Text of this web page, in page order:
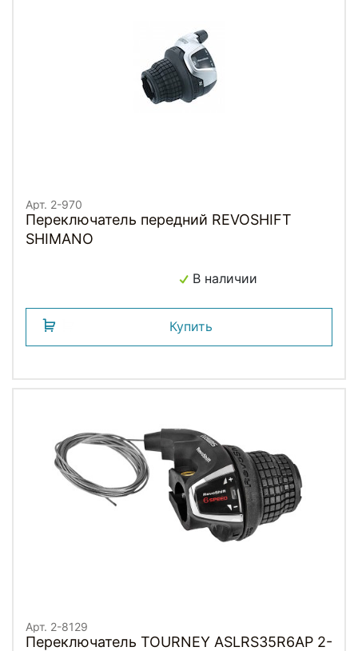
Арт. 2-970
Переключатель передний REVOSHIFT
SHIMANO
В наличии
Купить
Арт. 2-8129
Переключатель TOURNEY ASLRS35R6AP 2-